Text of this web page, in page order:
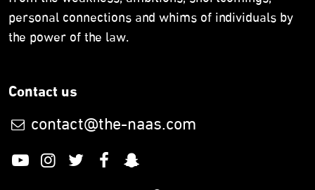
personal connections and whims of individuals by
the power of the law.
Contact us
contact@the-naas.com